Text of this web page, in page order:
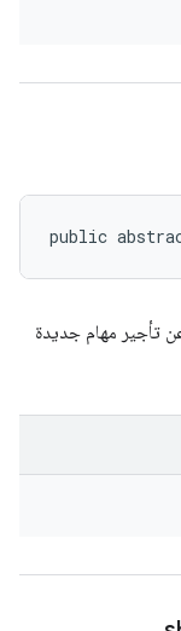
public
تأجير مهام جديدة